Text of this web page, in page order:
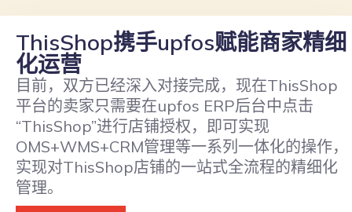
ThisShop携手upfos赋能商家精细
化运营
目前，双方已经深入对接完成，现在ThisShop
平台的卖家只需要在upfos ERP后台中点击
“ThisShop”进行店铺授权，即可实现
OMS+WMS+CRM管理等一系列一体化的操作，
实现对ThisShop店铺的一站式全流程的精细化
管理。